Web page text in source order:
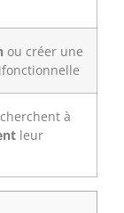
ou créer une
à
leur